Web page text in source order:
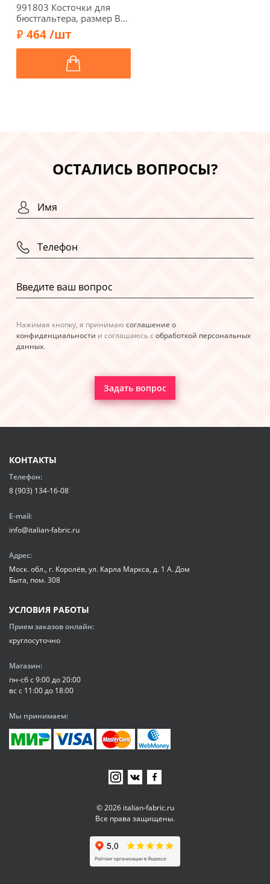
991803 Косточки для
бюстгальтера, размер В
(85) белый цв. Prym
464 /шт
ОСТАЛИСЬ ВОПРОСЫ?
Нажимая кнопку, я принимаюсоглашение о
конфиденциальности и соглашаюсь с обработкой персональных
данных.
Задать вопрос
© 2026 italian-fabric.ru
Все права защищены.
КОНТАКТЫ
Телефон:
8 (903) 134-16-08
E-mail:
info@italian-fabric.ru
Адрес:
Моск. обл., г. Королёв, ул. Карла Маркса, д. 1 А. Дом
Быта, пом. 308
УСЛОВИЯ РАБОТЫ
Прием заказов онлайн:
круглосуточно
Магазин:
пн-сб с 9:00 до 20:00
вс с 11:00 до 18:00
Мы принимаем: